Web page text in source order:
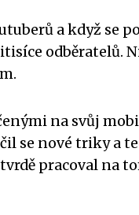
a když se
odběratelů.
na svůj
se nové triky a
pracoval na